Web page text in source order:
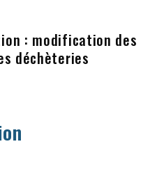
: modification des
déchèteries